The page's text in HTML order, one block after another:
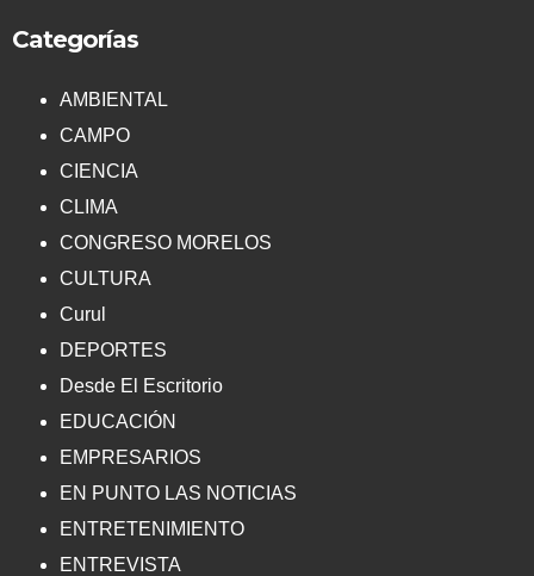
Categorías
AMBIENTAL
CAMPO
CIENCIA
CLIMA
CONGRESO MORELOS
CULTURA
Curul
DEPORTES
Desde El Escritorio
EDUCACIÓN
EMPRESARIOS
EN PUNTO LAS NOTICIAS
ENTRETENIMIENTO
ENTREVISTA